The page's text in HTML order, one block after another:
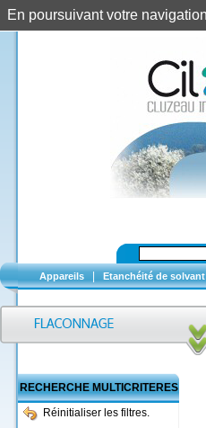
Appareils Etanchéité de solvant
RECHERCHE MULTICRITERES
Réinitialiser les filtres.
En poursuivant votre